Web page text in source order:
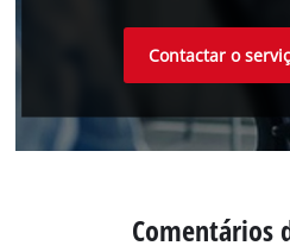
Contactar o
Comentários